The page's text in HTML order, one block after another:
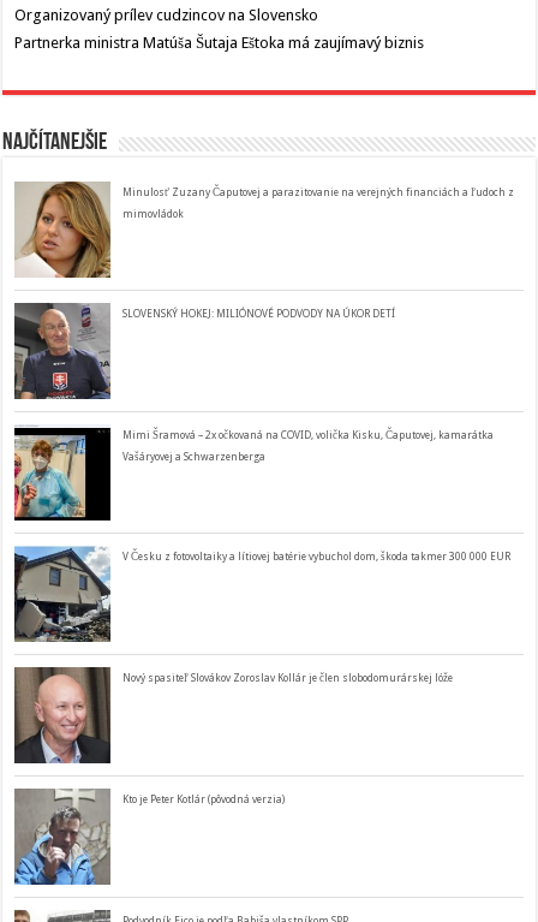
Organizovaný prílev cudzincov na Slovensko
Partnerka ministra Matúša Šutaja Eštoka má zaujímavý biznis
Najčítanejšie
Minulosť Zuzany Čaputovej a parazitovanie na verejných financiách a ľudoch z
mimovládok
SLOVENSKÝ HOKEJ: MILIÓNOVÉ PODVODY NA ÚKOR DETÍ
Mimi Šramová – 2x očkovaná na COVID, volička Kisku, Čaputovej, kamarátka
Vašáryovej a Schwarzenberga
V Česku z fotovoltaiky a lítiovej batérie vybuchol dom, škoda takmer 300 000 EUR
Nový spasiteľ Slovákov Zoroslav Kollár je člen slobodomurárskej lóže
Kto je Peter Kotlár (pôvodná verzia)